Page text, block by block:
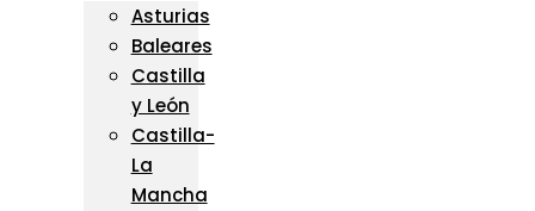
Asturias
Baleares
Castilla
y León
Castilla-
La
Mancha